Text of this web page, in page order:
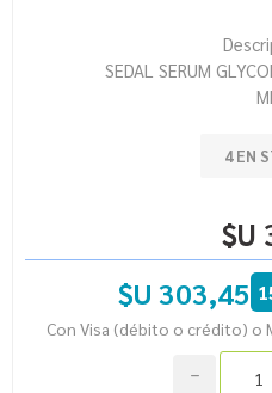
SEDAL SERUM
ML
4 EN
$U
$U 303,45
Con Visa (débito o crédito) o
h